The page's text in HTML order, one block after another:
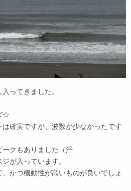
ってきました。
☆
確実ですが、波数が少なかったです
クもありました（汗
が入っています。
かつ機動性が高いものが良いでしょ